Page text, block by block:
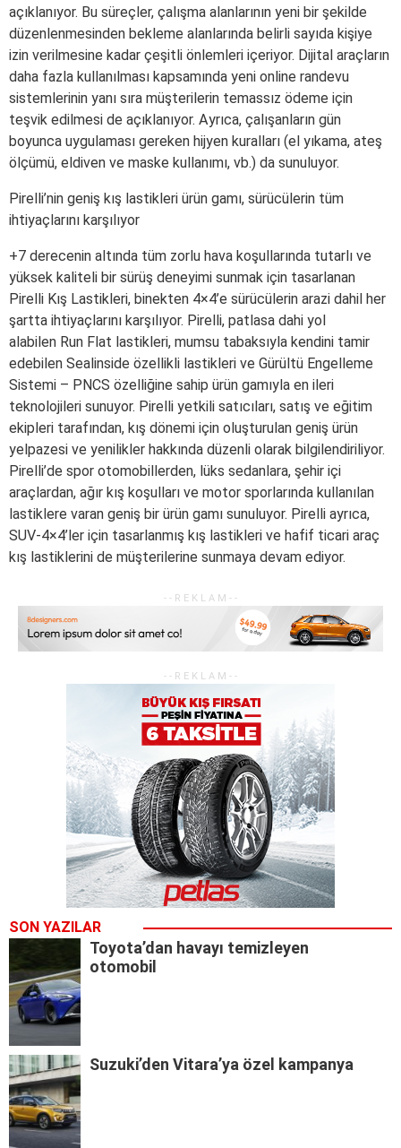
açıklanıyor. Bu süreçler, çalışma alanlarının yeni bir şekilde
düzenlenmesinden bekleme alanlarında belirli sayıda kişiye
izin verilmesine kadar çeşitli önlemleri içeriyor. Dijital araçların
daha fazla kullanılması kapsamında yeni online randevu
sistemlerinin yanı sıra müşterilerin temassız ödeme için
teşvik edilmesi de açıklanıyor. Ayrıca, çalışanların gün
boyunca uygulaması gereken hijyen kuralları (el yıkama, ateş
ölçümü, eldiven ve maske kullanımı, vb.) da sunuluyor.
Pirelli’nin geniş kış lastikleri ürün gamı, sürücülerin tüm
ihtiyaçlarını karşılıyor
+7 derecenin altında tüm zorlu hava koşullarında tutarlı ve
yüksek kaliteli bir sürüş deneyimi sunmak için tasarlanan
Pirelli Kış Lastikleri, binekten 4×4’e sürücülerin arazi dahil her
şartta ihtiyaçlarını karşılıyor. Pirelli, patlasa dahi yol
alabilen Run Flat lastikleri, mumsu tabaksıyla kendini tamir
edebilen Sealinside özellikli lastikleri ve Gürültü Engelleme
Sistemi – PNCS özelliğine sahip ürün gamıyla en ileri
teknolojileri sunuyor. Pirelli yetkili satıcıları, satış ve eğitim
ekipleri tarafından, kış dönemi için oluşturulan geniş ürün
yelpazesi ve yenilikler hakkında düzenli olarak bilgilendiriliyor.
Pirelli’de spor otomobillerden, lüks sedanlara, şehir içi
araçlardan, ağır kış koşulları ve motor sporlarında kullanılan
lastiklere varan geniş bir ürün gamı sunuluyor. Pirelli ayrıca,
SUV-4×4’ler için tasarlanmış kış lastikleri ve hafif ticari araç
kış lastiklerini de müşterilerine sunmaya devam ediyor.
SON YAZILAR
Toyota’dan havayı temizleyen
otomobil
Suzuki’den Vitara’ya özel kampanya